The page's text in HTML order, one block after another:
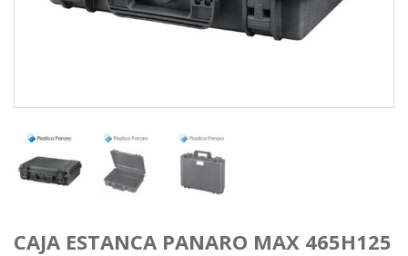
CAJA ESTANCA PANARO MAX 465H125